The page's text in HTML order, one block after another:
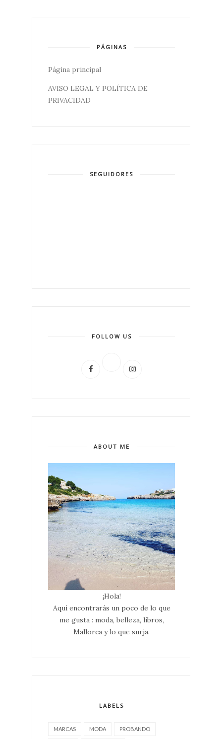
PÁGINAS
Página principal
AVISO LEGAL Y POLÍTICA DE
PRIVACIDAD
SEGUIDORES
FOLLOW US
ABOUT ME
¡Hola!
Aquí encontrarás un poco de lo que
me gusta : moda, belleza, libros,
Mallorca y lo que surja.
LABELS
MARCAS MODA PROBANDO